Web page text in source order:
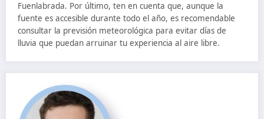
Fuenlabrada. Por último, ten en cuenta que, aunque la
fuente es accesible durante todo el año, es recomendable
consultar la previsión meteorológica para evitar días de
lluvia que puedan arruinar tu experiencia al aire libre.